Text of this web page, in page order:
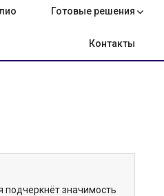
Готовые решения
Контакты
подчеркнёт значимость